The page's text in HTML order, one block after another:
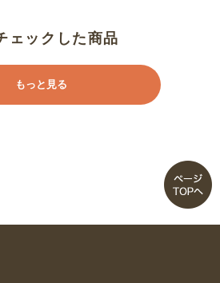
ェックした商品
もっと見る